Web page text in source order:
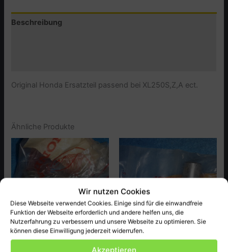
Wir nutzen Cookies
Diese Webseite verwendet Cookies. Einige sind für die einwandfreie
Funktion der Webseite erforderlich und andere helfen uns, die
Nutzerfahrung zu verbessern und unsere Webseite zu optimieren. Sie
können diese Einwilligung jederzeit widerrufen.
Akzeptieren
Menge
Beschreibung
Original Honda Ersatzteil passend bei XL250S,Z,A ect.
Ähnliche Produkte